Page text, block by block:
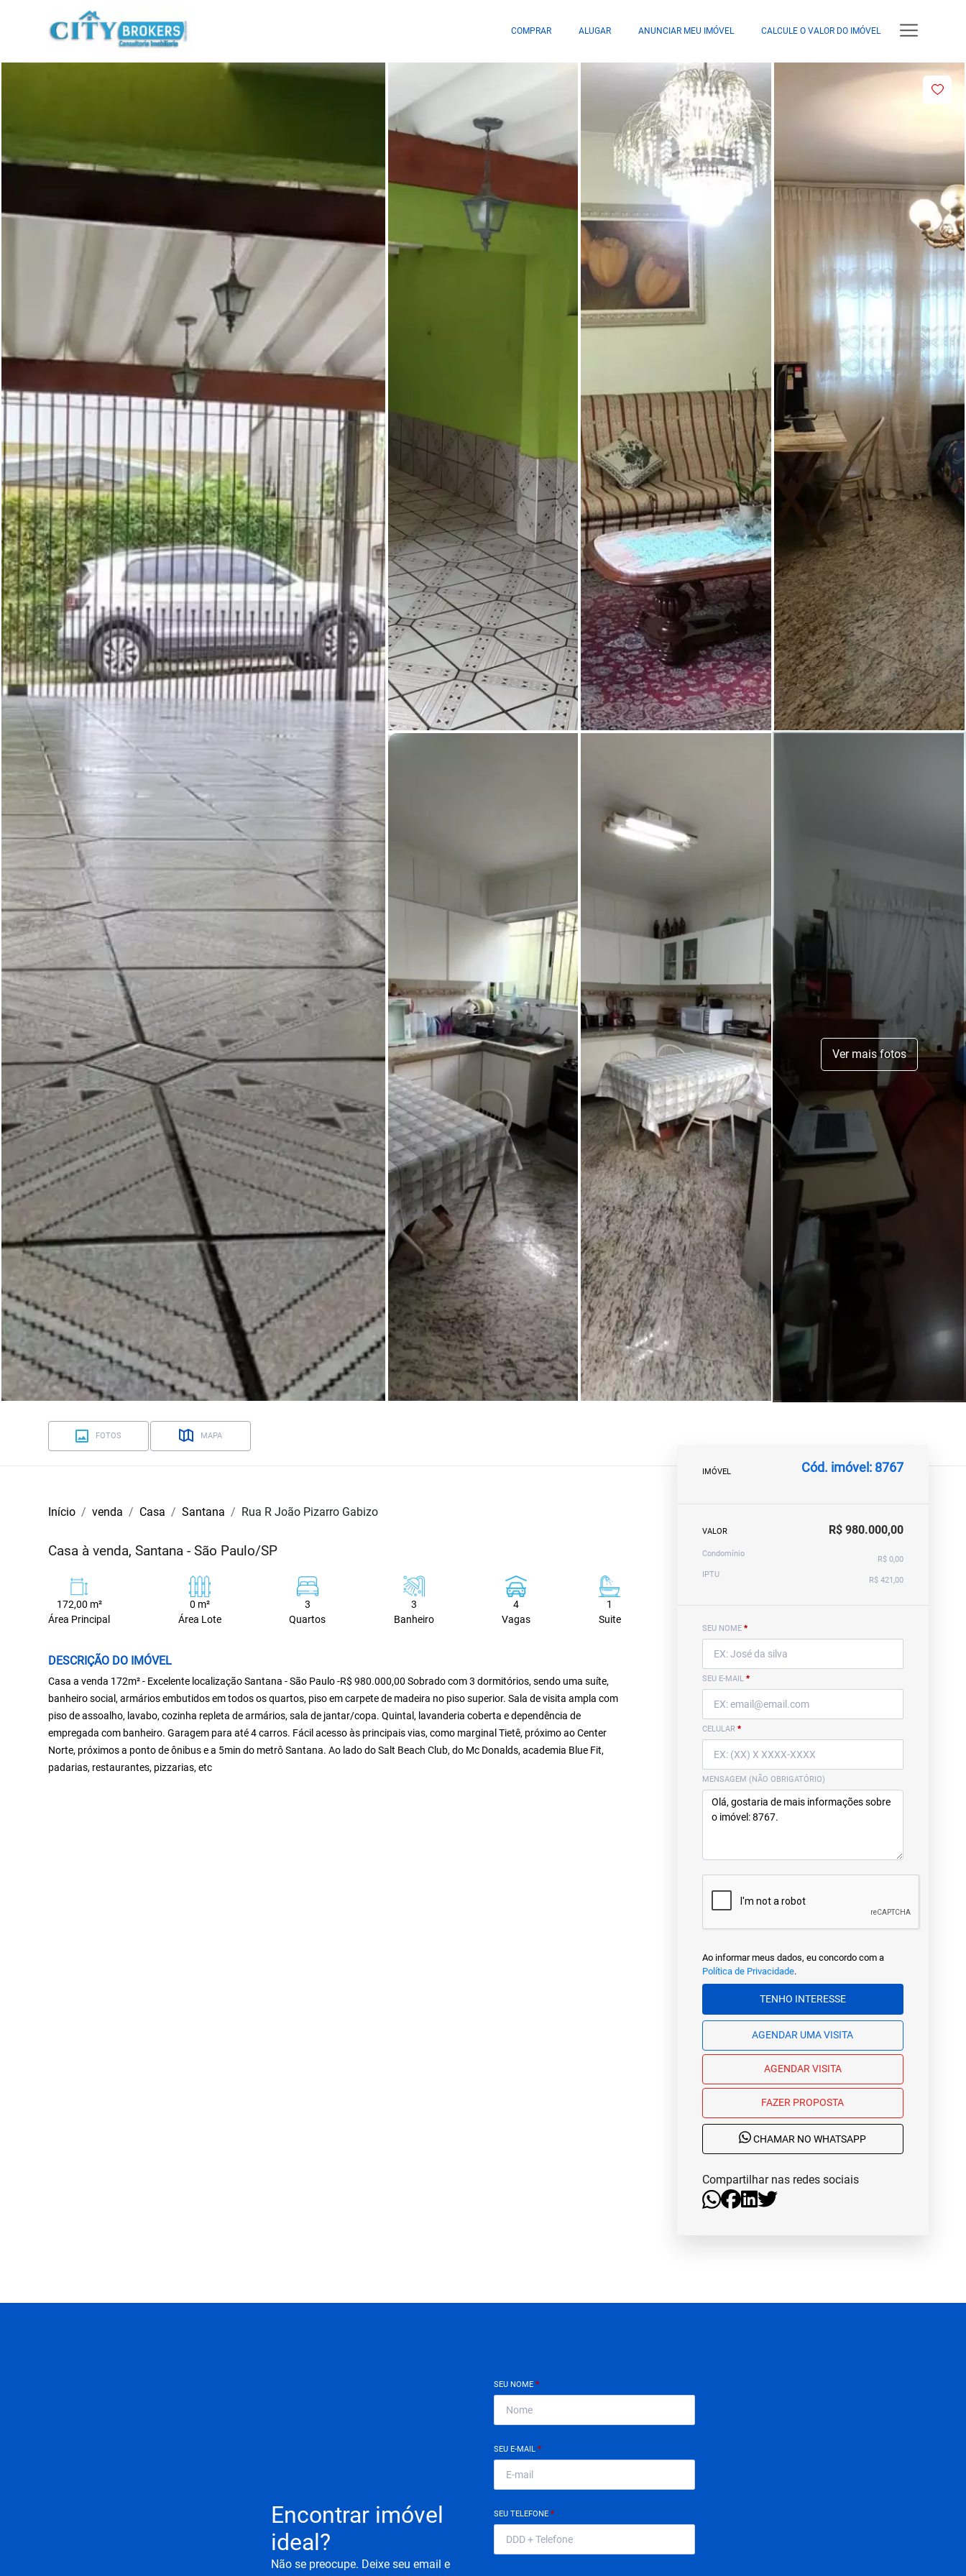
COMPRAR ALUGAR ANUNCIAR MEU IMÓVEL CALCULE O VALOR DO IMÓVEL
Ver mais fotos
FOTOS MAPA
Início venda Casa Santana Rua R João Pizarro Gabizo
Casa à venda, Santana - São Paulo/SP
172,00 m²
Área Principal
0 m²
Área Lote
3
Quartos
3
Banheiro
4
Vagas
1
Suite
DESCRIÇÃO DO IMÓVEL
Casa a venda 172m² - Excelente localização Santana - São Paulo -R$ 980.000,00 Sobrado com 3 dormitórios, sendo uma suíte,
banheiro social, armários embutidos em todos os quartos, piso em carpete de madeira no piso superior. Sala de visita ampla com
piso de assoalho, lavabo, cozinha repleta de armários, sala de jantar/copa. Quintal, lavanderia coberta e dependência de
empregada com banheiro. Garagem para até 4 carros. Fácil acesso às principais vias, como marginal Tietê, próximo ao Center
Norte, próximos a ponto de ônibus e a 5min do metrô Santana. Ao lado do Salt Beach Club, do Mc Donalds, academia Blue Fit,
padarias, restaurantes, pizzarias, etc
IMÓVEL Cód. imóvel: 8767
VALOR R$ 980.000,00
Condomínio
R$ 0,00
IPTU
R$ 421,00
SEU NOME *
SEU E-MAIL *
CELULAR *
MENSAGEM (NÃO OBRIGATÓRIO)
Ao informar meus dados, eu concordo com a
Política de Privacidade.
TENHO INTERESSE
AGENDAR UMA VISITA
AGENDAR VISITA
FAZER PROPOSTA
CHAMAR NO WHATSAPP
Compartilhar nas redes sociais
Encontrar imóvel
ideal?
Não se preocupe. Deixe seu email e
SEU NOME *
SEU E-MAIL *
SEU TELEFONE *